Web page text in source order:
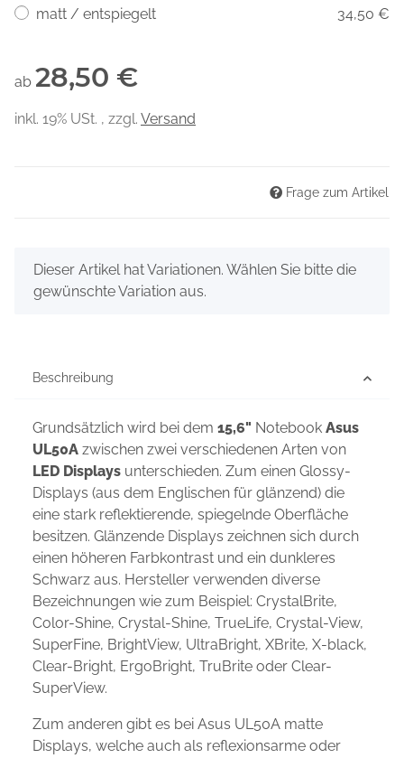
matt / entspiegelt
34,50 €
ab 28,50 €
inkl. 19% USt. , zzgl. Versand
Frage zum Artikel
x
Dieser Artikel hat Variationen. Wählen Sie bitte die
gewünschte Variation aus.
Beschreibung
Grundsätzlich wird bei dem 15,6" Notebook Asus
UL50A zwischen zwei verschiedenen Arten von
LED Displays unterschieden. Zum einen Glossy-
Displays (aus dem Englischen für glänzend) die
eine stark reflektierende, spiegelnde Oberfläche
besitzen. Glänzende Displays zeichnen sich durch
einen höheren Farbkontrast und ein dunkleres
Schwarz aus. Hersteller verwenden diverse
Bezeichnungen wie zum Beispiel: CrystalBrite,
Color-Shine, Crystal-Shine, TrueLife, Crystal-View,
SuperFine, BrightView, UltraBright, XBrite, X-black,
Clear-Bright, ErgoBright, TruBrite oder Clear-
SuperView.
Zum anderen gibt es bei Asus UL50A matte
Displays, welche auch als reflexionsarme oder